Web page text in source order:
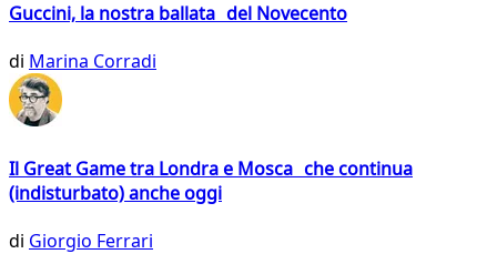
Guccini, la nostra ballata del Novecento
di Marina Corradi
Il Great Game tra Londra e Mosca che continua
(indisturbato) anche oggi
di Giorgio Ferrari